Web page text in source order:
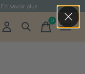
En savoir plus
0items